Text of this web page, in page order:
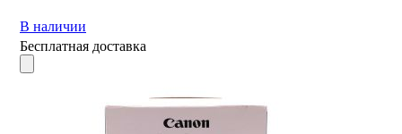
В наличии
Бесплатная доставка